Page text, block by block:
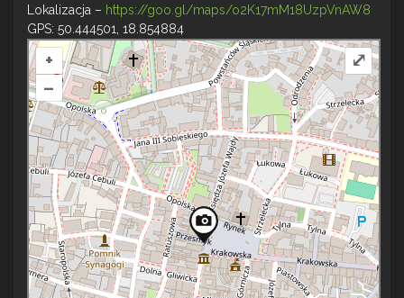
Lokalizacja – https://goo.gl/maps/o2K17mM18UzpVnAW8
GPS: 50.444501, 18.854884
+
–
⤢